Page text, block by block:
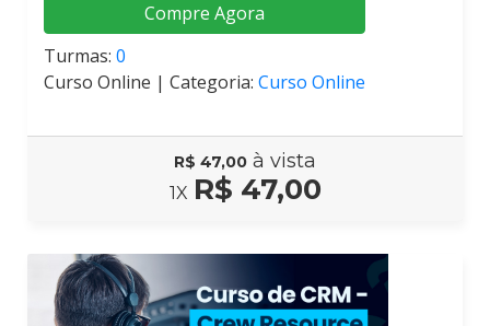
Compre Agora
Turmas: 0
Curso Online | Categoria: Curso Online
R$ 47,00 à vista
1X R$ 47,00